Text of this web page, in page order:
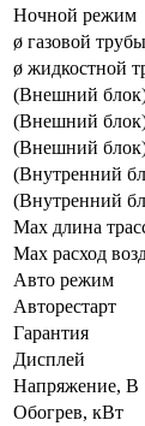
Ночной режим
ø газовой
ø жидкостной
(Внешний
(Внешний
(Внешний
(Внутренний
(Внутренний
Max длина
Max расход
Авто режим
Авторестарт
Гарантия
Дисплей
Напряжение, В
Обогрев, кВт